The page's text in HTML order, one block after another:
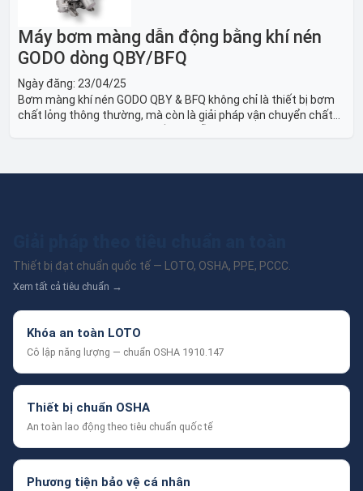
Máy bơm màng dẫn động bằng khí nén
GODO dòng QBY/BFQ
Ngày đăng: 23/04/25
Bơm màng khí nén GODO QBY & BFQ không chỉ là thiết bị bơm
chất lỏng thông thường, mà còn là giải pháp vận chuyển chất
Thiết bị đạt chuẩn quốc tế — LOTO, OSHA, PPE, PCCC.
Xem tất cả tiêu chuẩn →
Khóa an toàn LOTO
Cô lập năng lượng — chuẩn OSHA 1910.147
Thiết bị chuẩn OSHA
An toàn lao động theo tiêu chuẩn quốc tế
Phương tiện bảo vệ cá nhân